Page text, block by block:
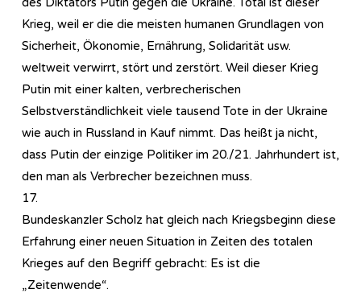
Krieg, weil er die die meisten humanen Grundlagen von
Sicherheit, Ökonomie, Ernährung, Solidarität usw.
weltweit verwirrt, stört und zerstört. Weil dieser Krieg
Putin mit einer kalten, verbrecherischen
Selbstverständlichkeit viele tausend Tote in der Ukraine
wie auch in Russland in Kauf nimmt. Das heißt ja nicht,
dass Putin der einzige Politiker im 20./21. Jahrhundert ist,
den man als Verbrecher bezeichnen muss.
17.
Bundeskanzler Scholz hat gleich nach Kriegsbeginn diese
Erfahrung einer neuen Situation in Zeiten des totalen
Krieges auf den Begriff gebracht: Es ist die
„Zeitenwende“.